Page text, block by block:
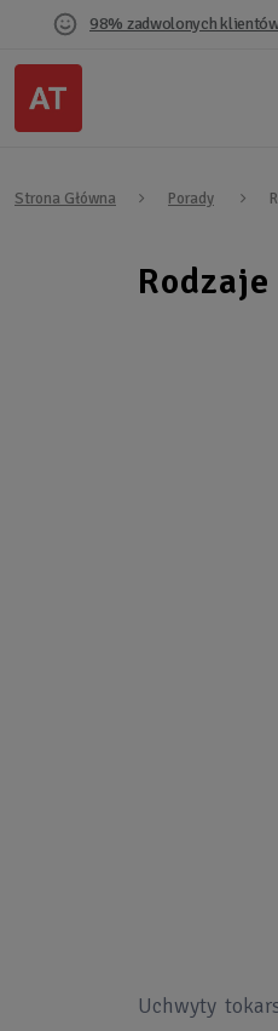
98% zadwolonych
Strona Główna Porady
Uchwyty